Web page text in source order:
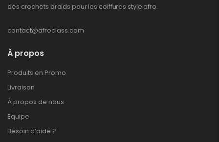
des crochets braids pour les coiffures style afro.
contact@afroclass.com
À propos
Produits en Promo
Livraison
À propos de nous
Equipe
Besoin d’aide ?